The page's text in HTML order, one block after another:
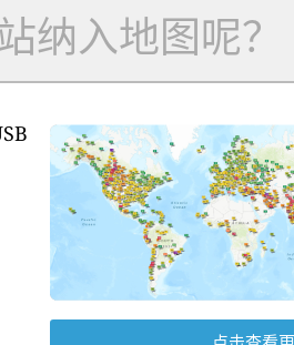
纳入地图呢？